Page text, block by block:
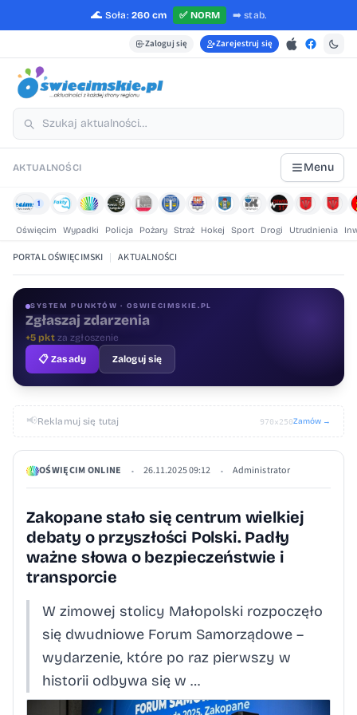
🌊 Soła: 260 cm ✅ NORM ➡️stab.
Zaloguj się Zarejestruj się
AKTUALNOŚCI Menu
1
Oświęcim Wypadki Policja Pożary Straż Hokej Sport Drogi Utrudnienia
PORTAL OŚWIĘCIMSKI | AKTUALNOŚCI
SYSTEM PUNKTÓW · OSWIECIMSKIE.PL
Oceniaj treści
+1 pktza ocenę
📋 Zasady
Zaloguj się
📢Reklamuj się tutaj 970×250Zamów →
OŚWIĘCIM ONLINE • 26.11.2025 09:12 • Administrator
Zakopane stało się centrum wielkiej
debaty o przyszłości Polski. Padły
ważne słowa o bezpieczeństwie i
transporcie
W zimowej stolicy Małopolski rozpoczęło
się dwudniowe Forum Samorządowe –
wydarzenie, które po raz pierwszy w
historii odbywa się w …